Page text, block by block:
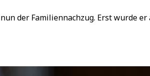
der Familiennachzug. Erst wurde